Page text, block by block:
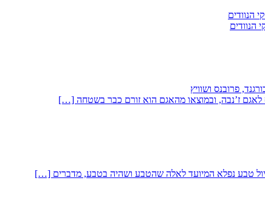
לאגם ז’נבה, ובמוצאו מהאגם הוא זורם כבר בשטחה […]
טבע נפלא המיועד לאלה שהטבע ושהיה בטבע, מדברים […]